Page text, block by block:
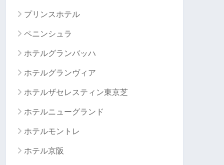
プリンスホテル
ペニンシュラ
ホテルグランバッハ
ホテルグランヴィア
ホテルザセレスティン東京芝
ホテルニューグランド
ホテルモントレ
ホテル京阪